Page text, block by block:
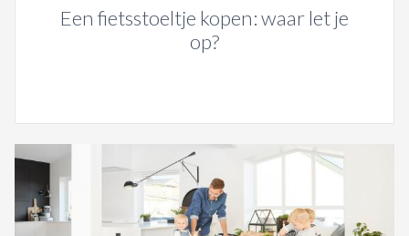
Een fietsstoeltje kopen: waar let je
op?